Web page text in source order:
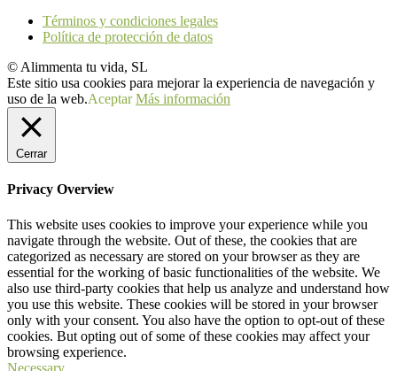
Términos y condiciones legales
Política de protección de datos
© Alimmenta tu vida, SL
Este sitio usa cookies para mejorar la experiencia de navegación y
uso de la web.Aceptar Más información
Cerrar
Privacy Overview
This website uses cookies to improve your experience while you
navigate through the website. Out of these, the cookies that are
categorized as necessary are stored on your browser as they are
essential for the working of basic functionalities of the website. We
also use third-party cookies that help us analyze and understand how
you use this website. These cookies will be stored in your browser
only with your consent. You also have the option to opt-out of these
cookies. But opting out of some of these cookies may affect your
browsing experience.
Necessary